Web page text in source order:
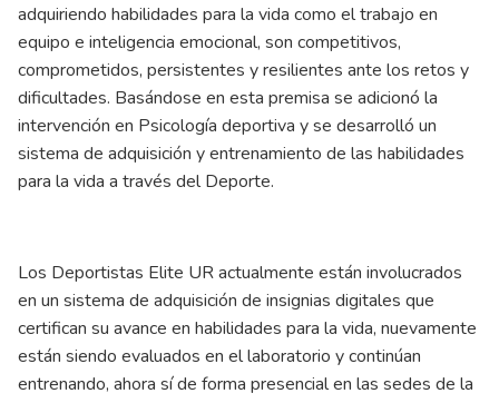
adquiriendo habilidades para la vida como el trabajo en
equipo e inteligencia emocional, son competitivos,
comprometidos, persistentes y resilientes ante los retos y
dificultades. Basándose en esta premisa se adicionó la
intervención en Psicología deportiva y se desarrolló un
sistema de adquisición y entrenamiento de las habilidades
para la vida a través del Deporte.
Los Deportistas Elite UR actualmente están involucrados
en un sistema de adquisición de insignias digitales que
certifican su avance en habilidades para la vida, nuevamente
están siendo evaluados en el laboratorio y continúan
entrenando, ahora sí de forma presencial en las sedes de la